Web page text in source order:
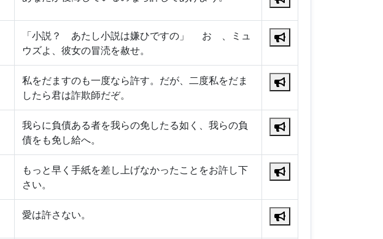
「小説？ あたし小説は嫌ひですの」 おゝ、ミュ
ウズよ、彼女の冒涜を赦せ。
私をだますのも一度なら許す。だが、二度私をだま
したら君は詐欺師だぞ。
我らに負債ある者を我らの免したる如く、我らの負
債をも免し給へ。
もっと早く手紙を差し上げなかったことをお許し下
さい。
愛は許さない。